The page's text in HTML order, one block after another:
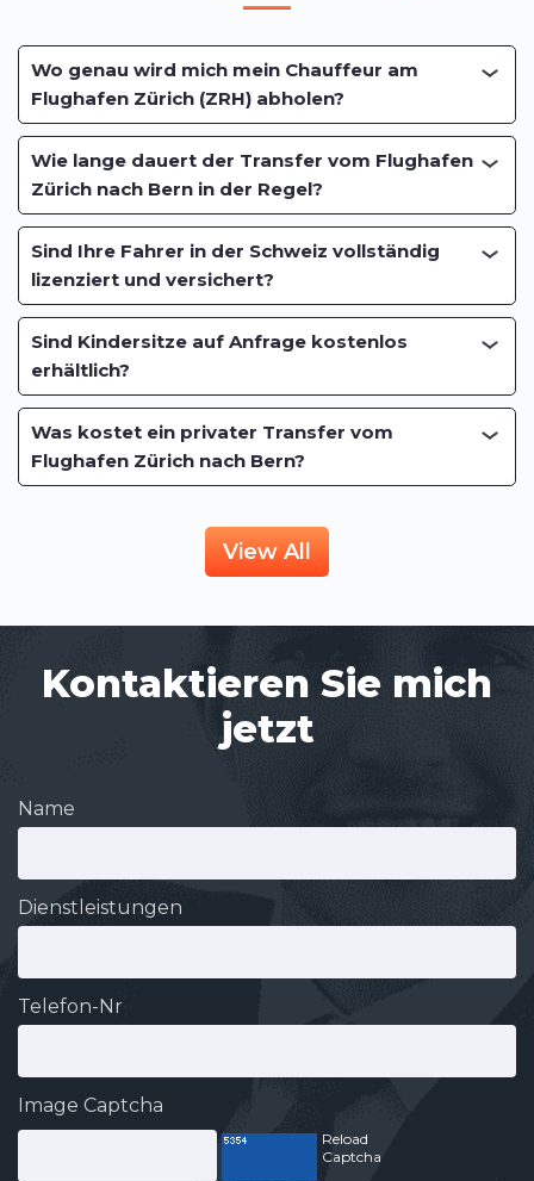
Wo genau wird mich mein Chauffeur am
Flughafen Zürich (ZRH) abholen?
Wie lange dauert der Transfer vom Flughafen
Zürich nach Bern in der Regel?
Sind Ihre Fahrer in der Schweiz vollständig
lizenziert und versichert?
Sind Kindersitze auf Anfrage kostenlos
erhältlich?
Was kostet ein privater Transfer vom
Flughafen Zürich nach Bern?
View All
Kontaktieren Sie mich
jetzt
Name
Dienstleistungen
Telefon-Nr
Image Captcha
Reload
Captcha